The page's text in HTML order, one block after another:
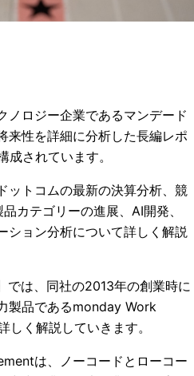
ノロジー企業であるマンデード
来性を詳細に分析した長編レポ
成されています。
ットコムの最新の決算分析、競
カテゴリーの進展、AI開発、
ション分析について詳しく解説
では、同社の2013年の創業時に
製品であるmonday Work
く解説していきます。
は、ノーコードとローコー